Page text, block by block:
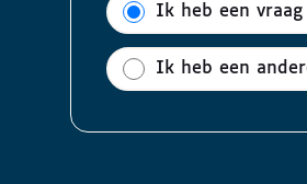
Ik heb een
Ik heb een